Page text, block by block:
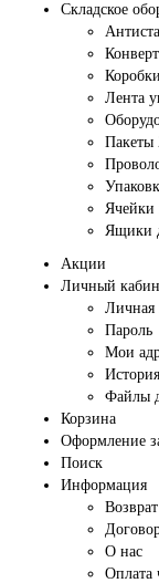
Складское
Лента
Пакеты
Ячейки
Ящики
Акции
Личный
Личная
Пароль
Мои
Файлы
Корзина
Оформление
Поиск
Информация
О нас
Оплата